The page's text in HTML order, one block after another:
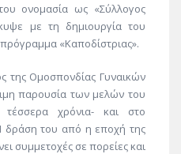
ονομασία ως «Σύλλογος
με τη δημιουργία του
«Καποδίστριας».
της Ομοσπονδίας Γυναικών
παρουσία των μελών του
χρόνια- και στο
δράση του από η εποχή της
συμμετοχές σε πορείες και